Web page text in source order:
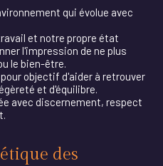
qui évolue avec
et notre propre état
l'impression de ne plus
le bien-être.
objectif d'aider à retrouver
et d'équilibre.
avec discernement, respect
des